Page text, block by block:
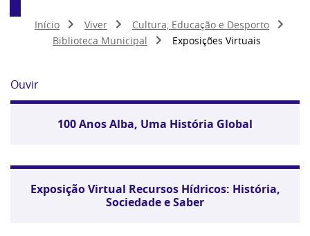
Início Viver
Cultura, Educação e Desporto
Biblioteca Municipal
Exposições Virtuais
Ouvir
100 Anos Alba, Uma História Global
Exposição Virtual Recursos Hídricos: História,
Sociedade e Saber